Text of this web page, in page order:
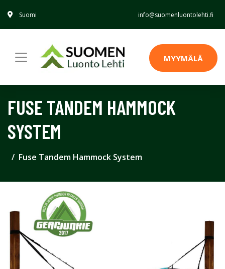
Suomi info@suomenluontolehti.fi
MYYMÄLÄ
FUSE TANDEM HAMMOCK
SYSTEM
Fuse Tandem Hammock System